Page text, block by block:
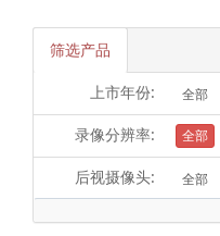
筛选产品
上市年份: 全部
录像分辨率: 全部
后视摄像头: 全部